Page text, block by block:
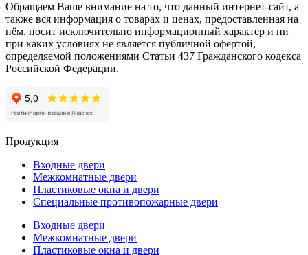
Обращаем Ваше внимание на то, что данный интернет-сайт, а
также вся информация о товарах и ценах, предоставленная на
нём, носит исключительно информационный характер и ни
при каких условиях не является публичной офертой,
определяемой положениями Статьи 437 Гражданского кодекса
Российской Федерации.
Продукция
Входные двери
Межкомнатные двери
Пластиковые окна и двери
Специальные противопожарные двери
Входные двери
Межкомнатные двери
Пластиковые окна и двери